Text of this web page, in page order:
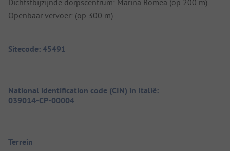
Openbaar vervoer: (op 300 m)
Sitecode: 45491
National identification code (CIN) in Italië:
039014-CP-00004
Terrein